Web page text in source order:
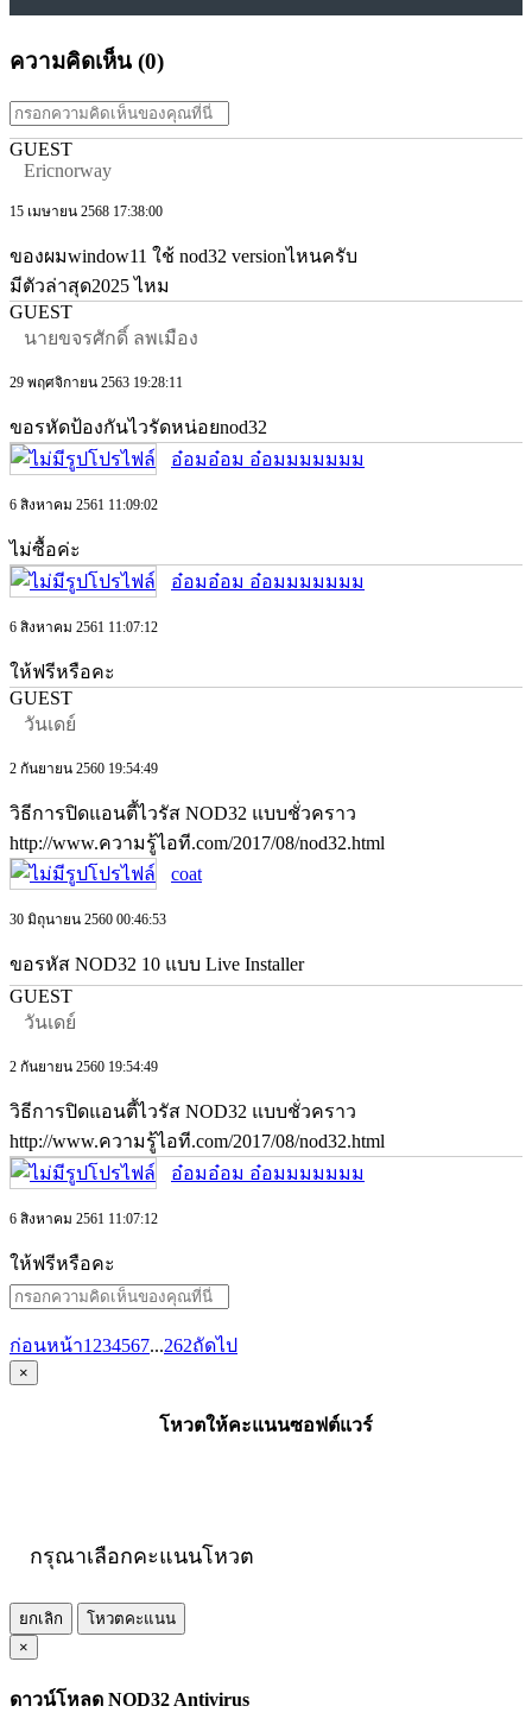
ความคิดเห็น (0)
GUEST
Ericnorway
15 เมษายน 2568 17:38:00
ของผมwindow11 ใช้ nod32 versionไหนครับ
มีตัวล่าสุด2025 ไหม
GUEST
นายขจรศักดิ์ ลพเมือง
29 พฤศจิกายน 2563 19:28:11
ขอรหัดป้องกันไวรัดหน่อยnod32
อ๋อมอ๋อม อ๋อมมมมมมม
6 สิงหาคม 2561 11:09:02
ไม่ซื้อค่ะ
อ๋อมอ๋อม อ๋อมมมมมมม
6 สิงหาคม 2561 11:07:12
ให้ฟรีหรือคะ
GUEST
วันเดย์
2 กันยายน 2560 19:54:49
วิธีการปิดแอนตี้ไวรัส NOD32 แบบชั่วคราว
http://www.ความรู้ไอที.com/2017/08/nod32.html
coat
30 มิถุนายน 2560 00:46:53
ขอรหัส NOD32 10 แบบ Live Installer
GUEST
วันเดย์
2 กันยายน 2560 19:54:49
วิธีการปิดแอนตี้ไวรัส NOD32 แบบชั่วคราว
http://www.ความรู้ไอที.com/2017/08/nod32.html
อ๋อมอ๋อม อ๋อมมมมมมม
6 สิงหาคม 2561 11:07:12
ให้ฟรีหรือคะ
ก่อนหน้า1 234567...262ถัดไป
×
โหวตให้คะแนนซอฟต์แวร์
กรุณาเลือกคะแนนโหวต
ยกเลิก
โหวตคะแนน
×
ดาวน์โหลด NOD32 Antivirus